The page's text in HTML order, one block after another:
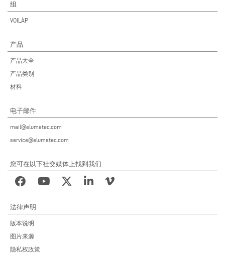
组
VOILÀP
产品
产品大全
产品类别
材料
电子邮件
mail@elumatec.com
service@elumatec.com
您可在以下社交媒体上找到我们
法律声明
版本说明
图片来源
隐私权政策